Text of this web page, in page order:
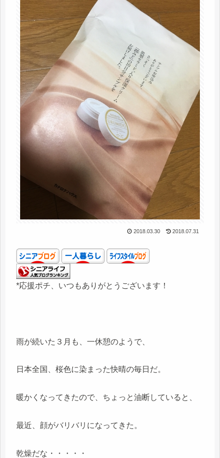
2018.03.30 2018.07.31
*応援ポチ、いつもありがとうございます！
雨が続いた３月も、一休憩のようで、
日本全国、桜色に染まった快晴の毎日だ。
暖かくなってきたので、ちょっと油断していると、
最近、顔がバリバリになってきた。
乾燥だな・・・・・